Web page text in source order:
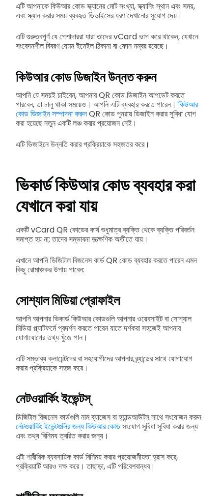
এটি আপনাকে কিউআর কোড স্ক্যানের মোট সংখ্যা, স্ক্যানিং স্থান এবং সময়,
এবং স্ক্যান করার সময় ব্যবহৃত ডিভাইসের ধরণ দেখানোর সুযোগ দেয়।
এটি গুরুত্বপূর্ণ যে পেশাদাররা যারা তাদের vCard ভাগ করে থাকেন, যেখানে
সংবেদনশীল বিবরণ যেমন ইমেইল ঠিকানা বা ফোন নম্বর রয়েছে।
কিউআর কোড ডিজাইন উন্নত করুন
আপনি যে সময়ই চাইবেন, আপনার QR কোড ডিজাইন আপডেট করতে
পারবেন, তা চালু থাকা সময়েও। আপনি এটি ব্যবহার করতে পারেন। কিউআর
কোড ডিজাইন সম্পাদনা করুনQR কোড পুনরায় ডিজাইন করার সুবিধা যোগ
করা হয়েছে নতুন একটি লঞ্চ করার প্রয়োজন নেই।
এটি ডিজাইনে উন্নতি করার প্রক্রিয়াকে সহজতর করে।
ভিকার্ড কিউআর কোড ব্যবহার করা
যেখানে করা যায়
একটি vCard QR কোডের কার্য শুধুমাত্র ব্যক্তি থেকে ব্যক্তি পরিবর্তন
সমাপ্ত হয় না; তাদের সম্ভাবনা তাত্ক্ষণিক অতীতে যায়।
এখানে আপনি ডিজিটাল বিজনেস কার্ড QR কোড ব্যবহার করতে পারেন এমন
কিছু রোমাঞ্চকর উপায় পাবেন:
সোশ্যাল মিডিয়া প্রোফাইল
আপনি আপনার ভিকার্ড কিউআর কোডগুলি আপনার ওয়েবসাইট বা সোশ্যাল
মিডিয়া প্ল্যাটফর্মে প্রদর্শন করতে পারেন যাতে দর্শকরা সহজেই আপনার
যোগাযোগের তথ্য খুঁজে পান।
এটি সম্ভাব্য ক্লায়েন্টদের বা সহযোগীদের আপনার ব্র্যান্ডের সাথে যোগাযোগ
করার প্রক্রিয়াকে সহজ করে।
নেটওয়ার্কিং ইভেন্টস্‌
ডিজিটাল বিজনেস কার্ডগুলি নাম ব্যাজেস বা হ্যান্ডআউটস সাথে সংযোজন করুন
নেটওয়ার্কিং ইভেন্টগুলির জন্য কিউআর কোডসংযোগ সুবিধা সুবিধা করার জন্য
এবং তথ্য বিনিময ত্বরিত করার জন্য।
এটা শারীরিক ব্যবসায়িক কার্ড বিনিময় করার প্রয়োজনীয়তা হ্রাস করে,
প্রক্রিয়াটি আরও দক্ষ করে। তাছাড়া, এটি পরিবেশবান্ধব।